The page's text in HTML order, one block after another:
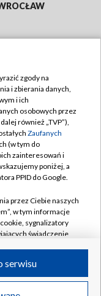
likwidacji
zgody na
i zbierania danych,
i ich
osobowych przez
również „TVP”),
Zaufanych
(w tym do
zainteresowań i
poniżej, a
PPID do Google.
przez Ciebie naszych
w tym informacje
sygnalizatory
świadczenie
przez Ciebie
serwisu